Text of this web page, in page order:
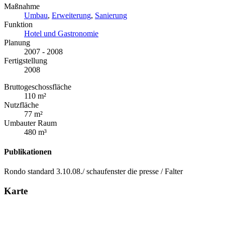
Maßnahme
Umbau, Erweiterung, Sanierung
Funktion
Hotel und Gastronomie
Planung
2007 - 2008
Fertigstellung
2008
Bruttogeschossfläche
110 m²
Nutzfläche
77 m²
Umbauter Raum
480 m³
Publikationen
Rondo standard 3.10.08./ schaufenster die presse / Falter
Karte